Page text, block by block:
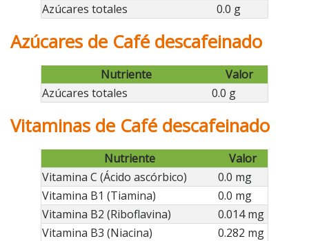
Azúcares totales
0.0 g
Azúcares de Café descafeinado
Nutriente
Valor
Azúcares totales
0.0 g
Vitaminas de Café descafeinado
Nutriente
Valor
Vitamina C (Ácido ascórbico)
0.0 mg
Vitamina B1 (Tiamina)
0.0 mg
Vitamina B2 (Riboflavina)
0.014 mg
Vitamina B3 (Niacina)
0.282 mg